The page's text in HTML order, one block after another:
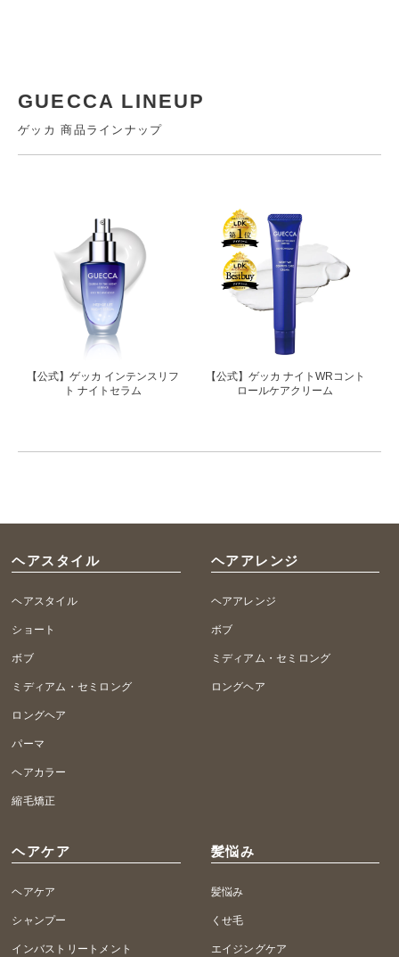
GUECCA LINEUP
ゲッカ 商品ラインナップ
【公式】ゲッカ インテンスリフ
ト ナイトセラム
【公式】ゲッカ ナイトWRコント
ロールケアクリーム
ヘアスタイル
ヘアスタイル
ショート
ボブ
ミディアム・セミロング
ロングヘア
パーマ
ヘアカラー
縮毛矯正
ヘアアレンジ
ヘアアレンジ
ボブ
ミディアム・セミロング
ロングヘア
ヘアケア
ヘアケア
シャンプー
インバストリートメント
髪悩み
髪悩み
くせ毛
エイジングケア